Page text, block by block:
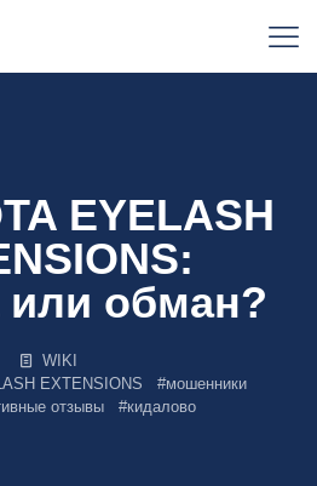
EYELASH
или обман?
WIKI
EXTENSIONS #мошенники
отзывы #кидалово